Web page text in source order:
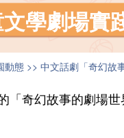
學劇場實
動態 中文話劇「奇幻故
奇幻故事的劇場